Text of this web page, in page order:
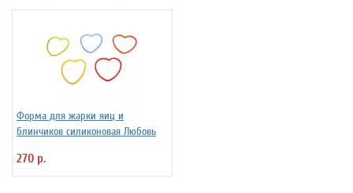
Форма для жарки яиц и
блинчиков силиконовая Любовь
270 р.